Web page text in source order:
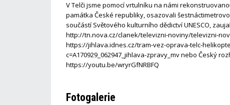
V Telči jsme pomocí vrtulníku na námi
památka České republiky, osazovali
součástí Světového kulturního dědictví UNESCO,
http://tn.nova.cz/clanek/televizni-noviny/televizni-
https://jihlava.idnes.cz/tram-vez-oprava-telc-
c=A170929_062947_jihlava-zpravy_mv nebo Český
https://youtu.be/wryrGfNRBFQ
Fotogalerie